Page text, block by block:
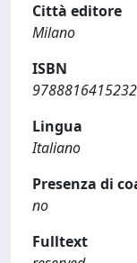
Città editore
Milano
ISBN
9788816415232
Lingua
Italiano
Presenza di
no
Fulltext